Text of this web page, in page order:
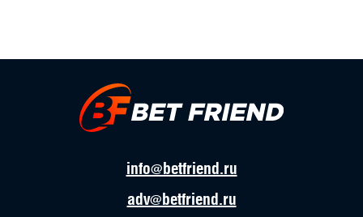
info@betfriend.ru
adv@betfriend.ru